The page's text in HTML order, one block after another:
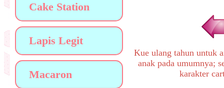
Cake Station
Lapis Legit
Macaron
Kue ulang tahun untuk
anak pada umumnya;
karakter